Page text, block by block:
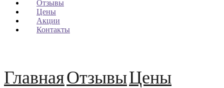
Отзывы
Цены
Акции
Контакты
ГлавнаяОтзывыЦены